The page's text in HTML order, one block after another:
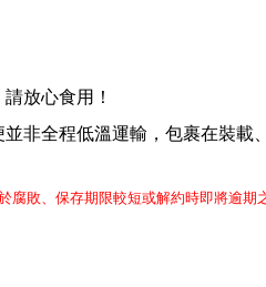
放心食用！
非全程低溫運輸，包裹在裝載
腐敗、保存期限較短或解約時即將逾期